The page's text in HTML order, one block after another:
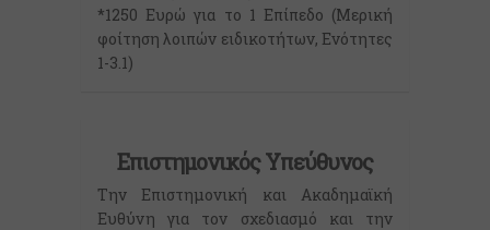
*1250 Ευρώ για το 1 Επίπεδο (Μερική
φοίτηση λοιπών ειδικοτήτων, Ενότητες
1-3.1)
Επιστημονικός Υπεύθυνος
Την Επιστημονική και Ακαδημαϊκή
Ευθύνη για τον σχεδιασμό και την